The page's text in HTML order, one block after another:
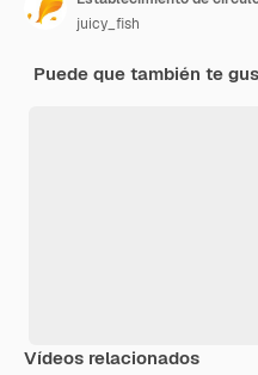
juicy_fish
Puede que también te
Vídeos relacionados